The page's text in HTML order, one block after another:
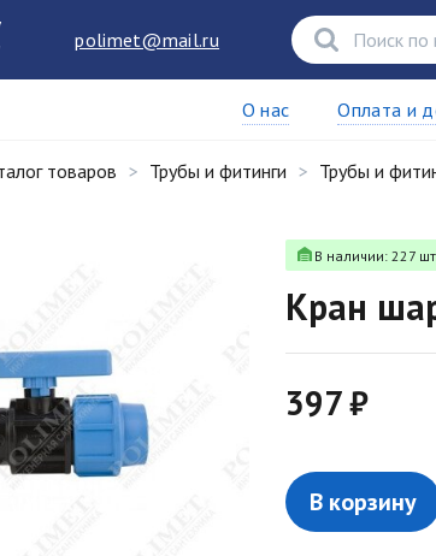
polimet@mail.ru
О нас Оплата и
товаров Трубы и фитинги Трубы и
В наличии: 227 шт.
Кран
397 ₽
В корзину